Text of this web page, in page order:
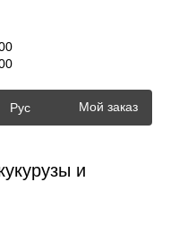
Рус Мой заказ
и